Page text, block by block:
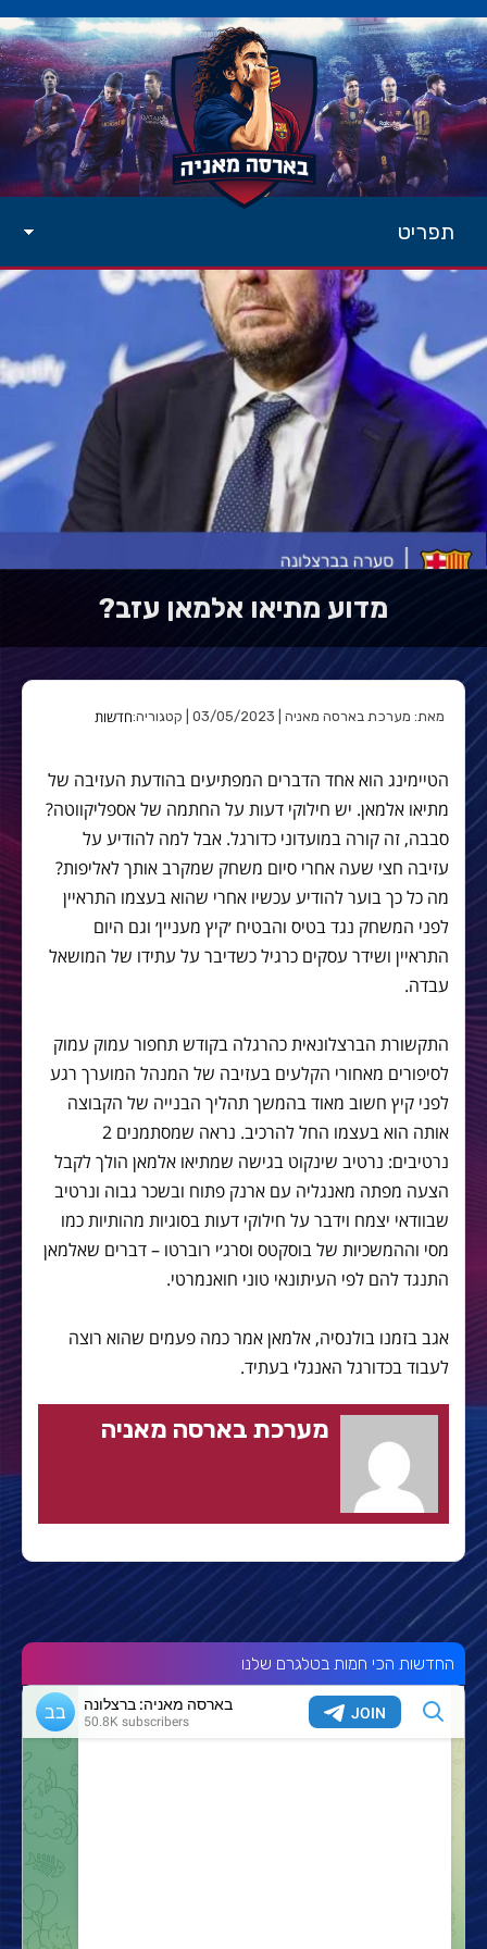
תפריט
מדוע מתיאו אלמאן עזב?
מאת: מערכת בארסה מאניה | 03/05/2023 | קטגוריה: חדשות
הטיימינג הוא אחד הדברים המפתיעים בהודעת העזיבה של
מתיאו אלמאן. יש חילוקי דעות על החתמה של אספליקווטה?
סבבה, זה קורה במועדוני כדורגל. אבל למה להודיע על
עזיבה חצי שעה אחרי סיום משחק שמקרב אותך לאליפות?
מה כל כך בוער להודיע עכשיו אחרי שהוא בעצמו התראיין
לפני המשחק נגד בטיס והבטיח ׳קיץ מעניין׳ וגם היום
התראיין ושידר עסקים כרגיל כשדיבר על עתידו של המושאל
עבדה.
התקשורת הברצלונאית כהרגלה בקודש תחפור עמוק עמוק
לסיפורים מאחורי הקלעים בעזיבה של המנהל המוערך רגע
לפני קיץ חשוב מאוד בהמשך תהליך הבנייה של הקבוצה
אותה הוא בעצמו החל להרכיב. נראה שמסתמנים 2
נרטיבים: נרטיב שינקוט בגישה שמתיאו אלמאן הולך לקבל
הצעה מפתה מאנגליה עם ארנק פתוח ובשכר גבוה ונרטיב
שבוודאי יצמח וידבר על חילוקי דעות בסוגיות מהותיות כמו
מסי וההמשכיות של בוסקטס וסרג׳י רוברטו – דברים שאלמאן
התנגד להם לפי העיתונאי טוני חואנמרטי.
אגב בזמנו בולנסיה, אלמאן אמר כמה פעמים שהוא רוצה
לעבוד בכדורגל האנגלי בעתיד.
מערכת בארסה מאניה
החדשות הכי חמות בטלגרם שלנו